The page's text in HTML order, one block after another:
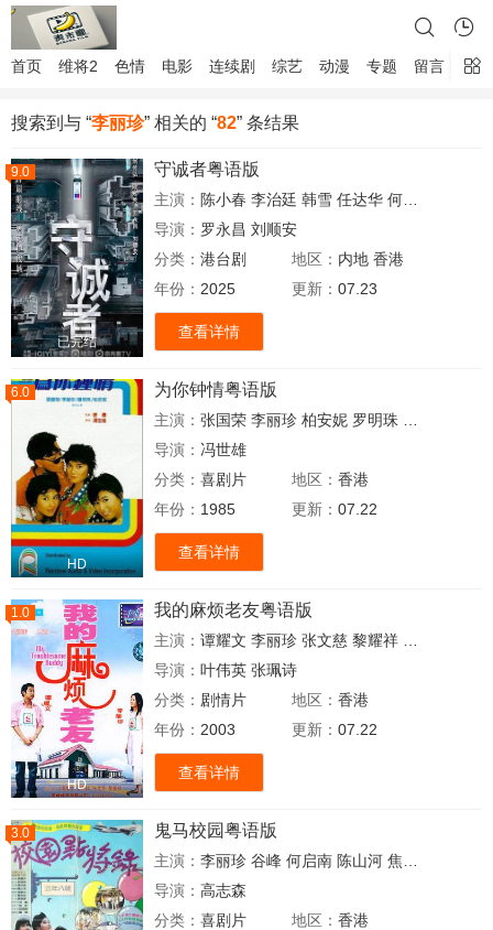
首页 维将2 色情 电影 连续剧 综艺 动漫 专题 留言
搜索到与 “李丽珍” 相关的 “82” 条结果
9.0
已完结
守诚者粤语版
主演： 陈小春 李治廷 韩雪 任达华 何润东
导演： 罗永昌 刘顺安
分类： 港台剧 地区： 内地 香港
年份： 2025 更新： 07.23
查看详情
6.0
HD
为你钟情粤语版
主演： 张国荣 李丽珍 柏安妮 罗明珠
导演： 冯世雄
分类： 喜剧片 地区： 香港
年份： 1985 更新： 07.22
查看详情
1.0
HD
我的麻烦老友粤语版
主演： 谭耀文 李丽珍 张文慈 黎耀祥
导演： 叶伟英 张珮诗
分类： 剧情片 地区： 香港
年份： 2003 更新： 07.22
查看详情
3.0 鬼马校园粤语版
主演： 李丽珍 谷峰 何启南 陈山河 焦姣
导演： 高志森
分类： 喜剧片 地区： 香港